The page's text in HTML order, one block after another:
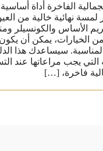
الفاخرة أداة
لمسة نهائية خالية من
الأساس والكونسيلر
من الخيارات، يمكن أن
المناسبة. سيساعدك هذا
التي يجب مراعاتها عند
فاخرة، […]